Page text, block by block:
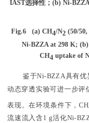
IAST选择性；(b) Ni-
Fig.6 (a) CH4/N2(50/50,
Ni-BZZA at 298 K;
CH4 uptake of
鉴于Ni-BZZA具有优
动态穿透实验可进一步评
表现。在环境条件下，CH
流速流入含1 g活化Ni-